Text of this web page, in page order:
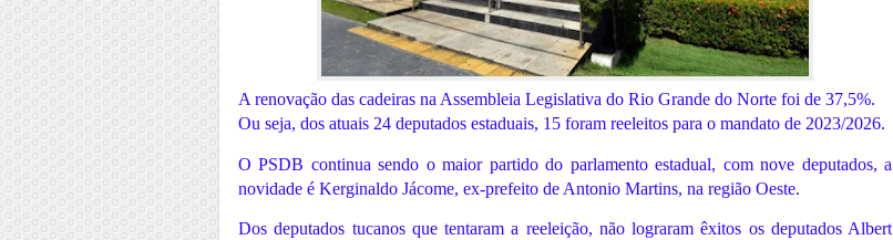
A renovação das cadeiras na Assembleia Legislativa do Rio Grande do Norte foi de 37,5%.
Ou seja, dos atuais 24 deputados estaduais, 15 foram reeleitos para o mandato de 2023/2026.
O PSDB continua sendo o maior partido do parlamento estadual, com nove deputados, a
novidade é Kerginaldo Jácome, ex-prefeito de Antonio Martins, na região Oeste.
Dos deputados tucanos que tentaram a reeleição, não lograram êxitos os deputados Albert